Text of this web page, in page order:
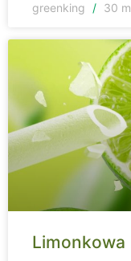
greenking 30
Limonkowa